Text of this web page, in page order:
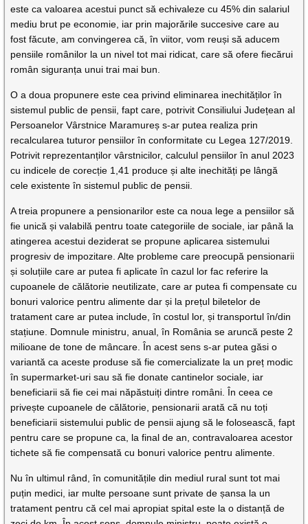
este ca valoarea acestui punct să echivaleze cu 45% din salariul
mediu brut pe economie, iar prin majorările succesive care au
fost făcute, am convingerea că, în viitor, vom reuși să aducem
pensiile românilor la un nivel tot mai ridicat, care să ofere fiecărui
român siguranța unui trai mai bun.
O a doua propunere este cea privind eliminarea inechităților în
sistemul public de pensii, fapt care, potrivit Consiliului Județean al
Persoanelor Vârstnice Maramureș s-ar putea realiza prin
recalcularea tuturor pensiilor în conformitate cu Legea 127/2019.
Potrivit reprezentanților vârstnicilor, calculul pensiilor în anul 2023
cu indicele de corecție 1,41 produce și alte inechități pe lângă
cele existente în sistemul public de pensii.
A treia propunere a pensionarilor este ca noua lege a pensiilor să
fie unică și valabilă pentru toate categoriile de sociale, iar până la
atingerea acestui deziderat se propune aplicarea sistemului
progresiv de impozitare. Alte probleme care preocupă pensionarii
și soluțiile care ar putea fi aplicate în cazul lor fac referire la
cupoanele de călătorie neutilizate, care ar putea fi compensate cu
bonuri valorice pentru alimente dar și la prețul biletelor de
tratament care ar putea include, în costul lor, și transportul în/din
stațiune. Domnule ministru, anual, în România se aruncă peste 2
milioane de tone de mâncare. În acest sens s-ar putea găsi o
variantă ca aceste produse să fie comercializate la un preț modic
în supermarket-uri sau să fie donate cantinelor sociale, iar
beneficiarii să fie cei mai năpăstuiți dintre români. În ceea ce
privește cupoanele de călătorie, pensionarii arată că nu toți
beneficiarii sistemului public de pensii ajung să le folosească, fapt
pentru care se propune ca, la final de an, contravaloarea acestor
tichete să fie compensată cu bonuri valorice pentru alimente.
Nu în ultimul rând, în comunitățile din mediul rural sunt tot mai
puțin medici, iar multe persoane sunt private de șansa la un
tratament pentru că cel mai apropiat spital este la o distanță de